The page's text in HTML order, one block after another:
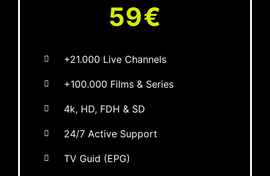
59€
+21.000 Live Channels
+100.000 Films & Series
4k, HD, FDH & SD
24/7 Active Support
TV Guid (EPG)